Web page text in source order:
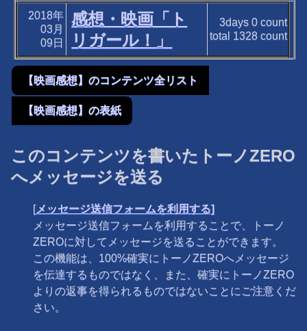
2018年
03月
09日
感想・映画「ト
リガール！」
3days 0count
total 1328count
【映画感想】のコンテンツ全リスト
【映画感想】の表紙
このコンテンツを書いたトーノZERO
へメッセージを送る
[メッセージ送信フォームを利用する]
メッセージ送信フォームを利用することで、トーノ
ZEROに対してメッセージを送ることができます。
この機能は、100%確実にトーノZEROへメッセージ
を伝達するものではなく、また、確実にトーノZERO
よりの返事を得られるものではないことにご注意くだ
さい。